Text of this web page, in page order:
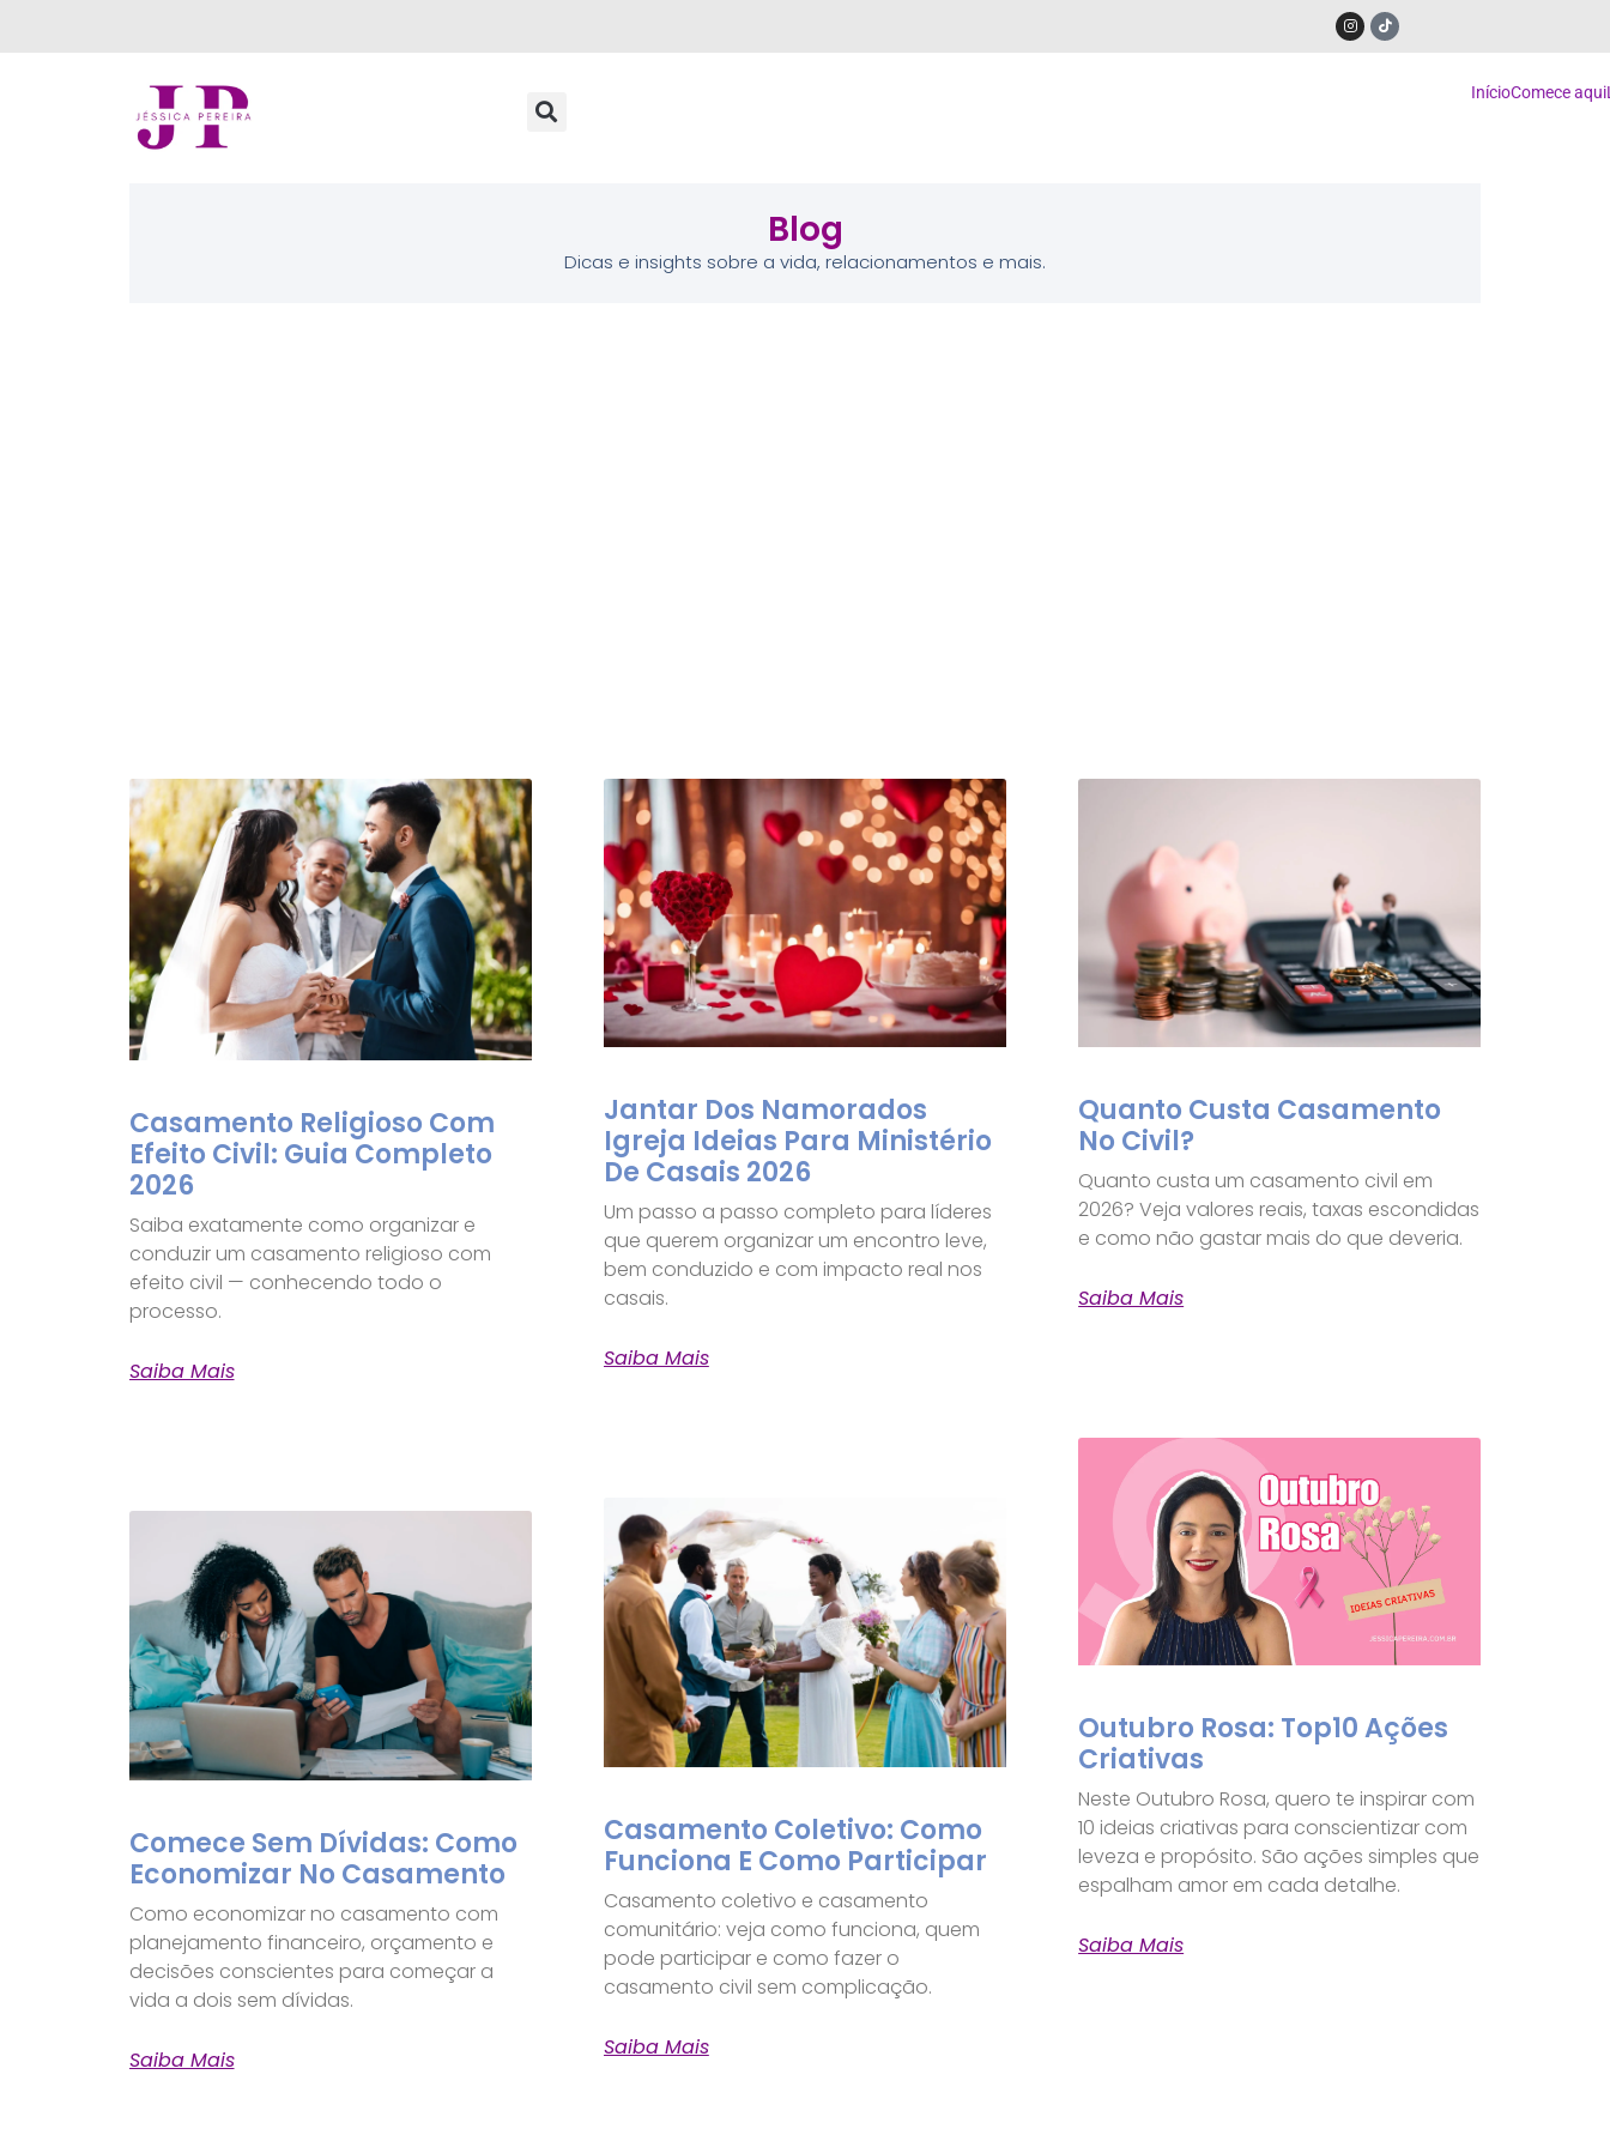
InícioComece aqui
Blog
Dicas e insights sobre a vida, relacionamentos e mais.
Casamento Religioso Com
Efeito Civil: Guia Completo
2026
Saiba exatamente como organizar e
conduzir um casamento religioso com
efeito civil — conhecendo todo o
processo.
Saiba Mais
Jantar Dos Namorados
Igreja Ideias Para Ministério
De Casais 2026
Um passo a passo completo para líderes
que querem organizar um encontro leve,
bem conduzido e com impacto real nos
casais.
Saiba Mais
Quanto Custa Casamento
No Civil?
Quanto custa um casamento civil em
2026? Veja valores reais, taxas escondidas
e como não gastar mais do que deveria.
Saiba Mais
Comece Sem Dívidas: Como
Economizar No Casamento
Como economizar no casamento com
planejamento financeiro, orçamento e
decisões conscientes para começar a
vida a dois sem dívidas.
Saiba Mais
Casamento Coletivo: Como
Funciona E Como Participar
Casamento coletivo e casamento
comunitário: veja como funciona, quem
pode participar e como fazer o
casamento civil sem complicação.
Saiba Mais
Outubro Rosa: Top10 Ações
Criativas
Neste Outubro Rosa, quero te inspirar com
10 ideias criativas para conscientizar com
leveza e propósito. São ações simples que
espalham amor em cada detalhe.
Saiba Mais